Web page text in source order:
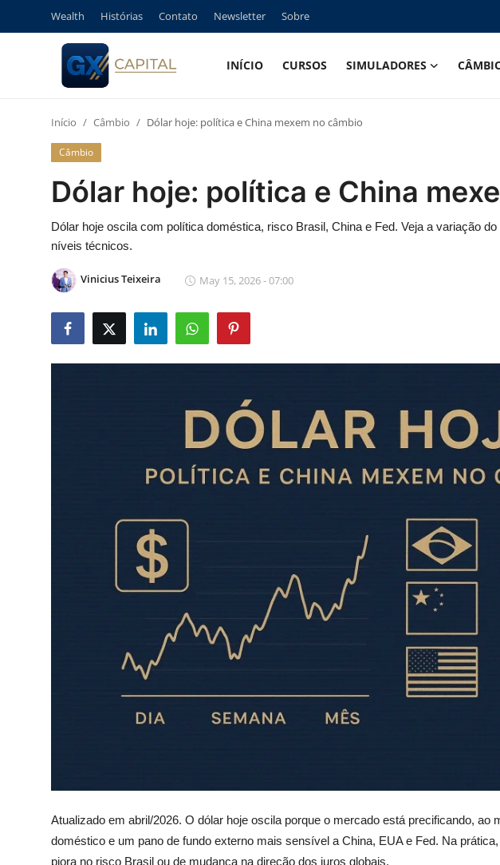
Wealth Histórias Contato Newsletter Sobre
INÍCIO CURSOS SIMULADORES
Entrar
Wealth
Histórias
Início Câmbio Dólar hoje: política e China mexem no câmbio
Câmbio
Dólar hoje: política e China
Dólar hoje oscila com política doméstica, risco Brasil, China e Fed. Veja a variação
níveis técnicos.
Vinicius Teixeira May 15, 2026 - 07:00
Atualizado em abril/2026. O dólar hoje oscila porque o mercado está precificando, ao
doméstico e um pano de fundo externo mais sensível a China, EUA e Fed. Na
piora no risco Brasil ou de mudança na direção dos juros globais.